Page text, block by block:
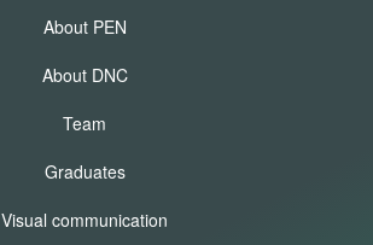
About PEN
About DNC
Team
Graduates
Visual communication